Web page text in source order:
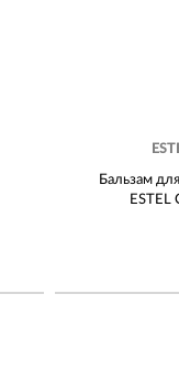
Бальзам
ESTEL